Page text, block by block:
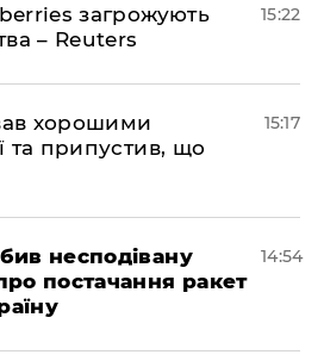
загрожують
– Reuters
15:22
хорошими
та припустив, що
15:17
несподівану
постачання ракет
14:54